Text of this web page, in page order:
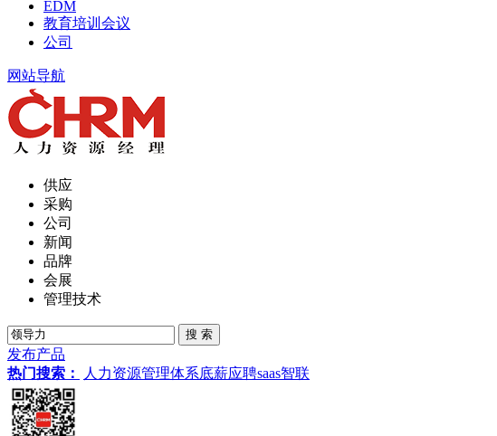
EDM
教育培训会议
公司
网站导航
供应
采购
公司
新闻
品牌
会展
管理技术
发布产品
热门搜索：
人力资源管理体系底薪应聘saas智联